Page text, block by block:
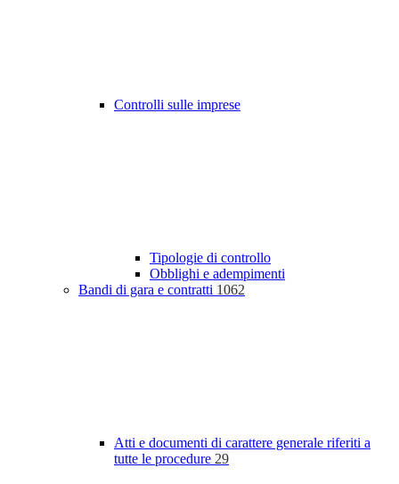
Controlli sulle imprese
Tipologie di controllo
Obblighi e adempimenti
Bandi di gara e contratti 1062
Atti e documenti di carattere generale riferiti a
tutte le procedure 29